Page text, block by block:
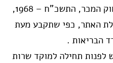
התשמ”א – 1981, הוראות חוק המכר, התשכ”ח – 1968,
האתר, כפי שתקבע מעת
הבריאות .
תחילה למוקד שרות